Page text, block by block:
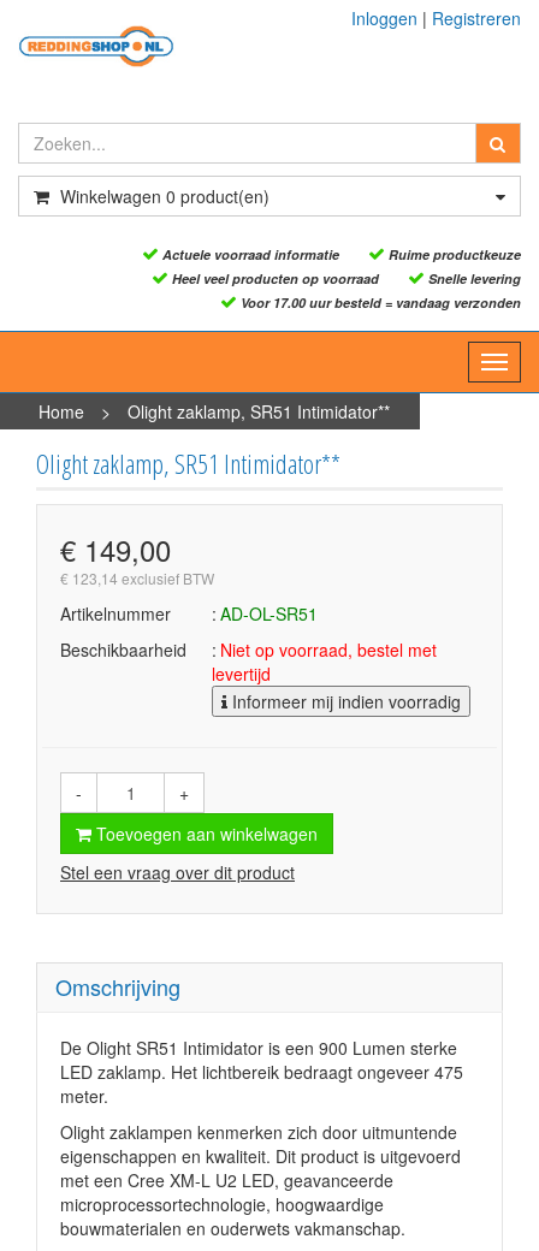
Inloggen | Registreren
Winkelwagen 0 product(en)
Actuele voorraad informatie
Ruime productkeuze
Heel veel producten op voorraad
Snelle levering
Voor 17.00 uur besteld = vandaag verzonden
Home
> Olight zaklamp, SR51 Intimidator**
Olight zaklamp, SR51 Intimidator**
€ 149,00
€ 123,14 exclusief BTW
Artikelnummer
AD-OL-SR51
Beschikbaarheid
Niet op voorraad, bestel met
levertijd
Informeer mij indien voorradig
-
+
Toevoegen aan winkelwagen
Stel een vraag over dit product
Omschrijving
De Olight SR51 Intimidator is een 900 Lumen sterke
LED zaklamp. Het lichtbereik bedraagt ongeveer 475
meter.
Olight zaklampen kenmerken zich door uitmuntende
eigenschappen en kwaliteit. Dit product is uitgevoerd
met een Cree XM-L U2 LED, geavanceerde
microprocessortechnologie, hoogwaardige
bouwmaterialen en ouderwets vakmanschap.